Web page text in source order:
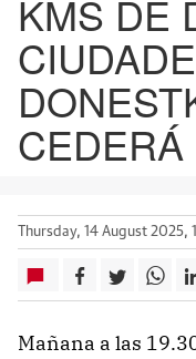
KMS DE
CEDERÁ
Thursday, 14 August 2025,
Mañana a las